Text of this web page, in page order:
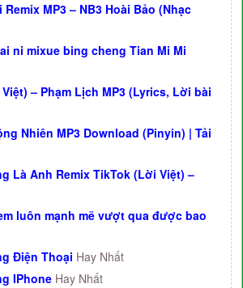
MP3 – NB3 Hoài Bảo (Nhạc
ni mixue bing cheng Tian Mi Mi
– Phạm Lịch MP3 (Lyrics, Lời bài
Nhiên MP3 Download (Pinyin) | Tải
Là Anh Remix TikTok (Lời Việt) –
luôn mạnh mẽ vượt qua được bao
Điện Thoại Hay Nhất
IPhone Hay Nhất